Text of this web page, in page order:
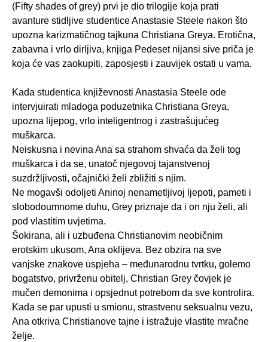
(Fifty shades of grey) prvi je dio trilogije koja prati
avanture stidljive studentice Anastasie Steele nakon što
upozna karizmatičnog tajkuna Christiana Greya. Erotična,
zabavna i vrlo dirljiva, knjiga Pedeset nijansi sive priča je
koja će vas zaokupiti, zaposjesti i zauvijek ostati u vama.
Kada studentica književnosti Anastasia Steele ode
intervjuirati mladoga poduzetnika Christiana Greya,
upozna lijepog, vrlo inteligentnog i zastrašujućeg
muškarca.
Neiskusna i nevina Ana sa strahom shvaća da želi tog
muškarca i da se, unatoč njegovoj tajanstvenoj
suzdržljivosti, očajnički želi zbližiti s njim.
Ne mogavši odoljeti Aninoj nenametljivoj ljepoti, pameti i
slobodoumnome duhu, Grey priznaje da i on nju želi, ali
pod vlastitim uvjetima.
Šokirana, ali i uzbuđena Christianovim neobičnim
erotskim ukusom, Ana oklijeva. Bez obzira na sve
vanjske znakove uspjeha – međunarodnu tvrtku, golemo
bogatstvo, privrženu obitelj, Christian Grey čovjek je
mučen demonima i opsjednut potrebom da sve kontrolira.
Kada se par upusti u smionu, strastvenu seksualnu vezu,
Ana otkriva Christianove tajne i istražuje vlastite mračne
želje.